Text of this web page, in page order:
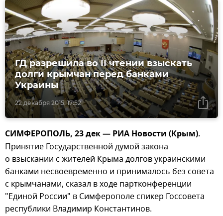
22 декабря 2015, 17:52
ГД разрешила во II чтении взыскать
долги крымчан перед банками
Украины
СИМФЕРОПОЛЬ, 23 дек — РИА Новости (Крым).
Принятие Государственной думой закона
о взыскании с жителей Крыма долгов украинскими
банками несвоевременно и принималось без совета
с крымчанами, сказал в ходе партконференции
"Единой России" в Симферополе спикер Госсовета
республики Владимир Константинов.